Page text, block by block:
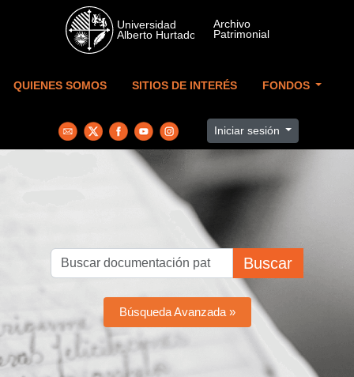
Skip to main content
QUIENES SOMOS SITIOS DE INTERÉS FONDOS
Iniciar sesión
Buscar
Búsqueda Avanzada »